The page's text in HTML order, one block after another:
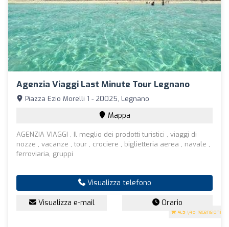
Agenzia Viaggi Last Minute Tour Legnano
4.5 (46 recensioni)
Piazza Ezio Morelli 1 - 20025, Legnano
Mappa
AGENZIA VIAGGI , Il meglio dei prodotti turistici , viaggi di
nozze , vacanze , tour , crociere , biglietteria aerea , navale ,
ferroviaria, gruppi
Visualizza telefono
Visualizza e-mail Orario